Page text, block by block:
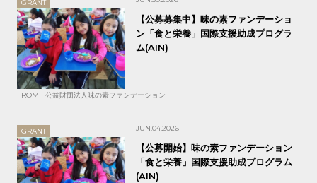
GRANT
【公募募集中】味の素ファンデーショ
ン「食と栄養」国際支援助成プログラ
ム(AIN)
FROM | 公益財団法人味の素ファンデーション
GRANT JUN.04.2026
【公募開始】味の素ファンデーション
「食と栄養」国際支援助成プログラム
(AIN)